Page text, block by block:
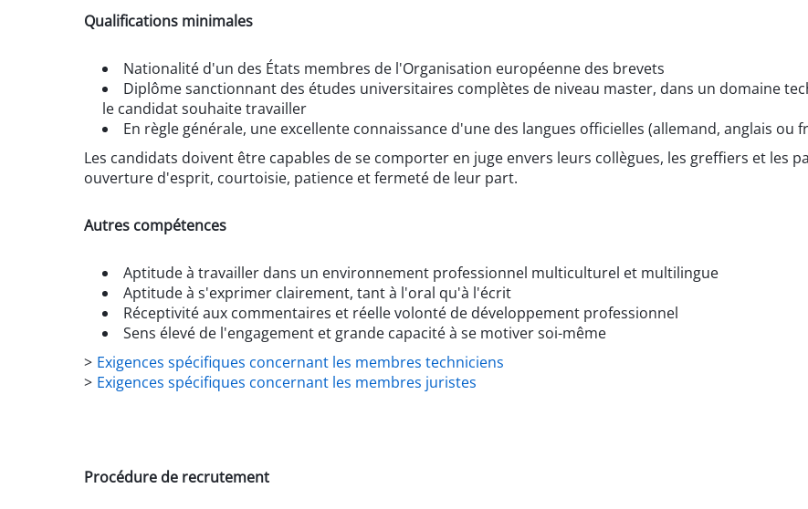
Qualifications minimales
Nationalité d'un des États membres de l'Organisation européenne des brevets
Diplôme sanctionnant des études universitaires complètes de niveau master, dans un domaine
le candidat souhaite travailler
En règle générale, une excellente connaissance d'une des langues officielles (allemand, anglais
Les candidats doivent être capables de se comporter en juge envers leurs collègues, les greffiers et les
ouverture d'esprit, courtoisie, patience et fermeté de leur part.
Autres compétences
Aptitude à travailler dans un environnement professionnel multiculturel et multilingue
Aptitude à s'exprimer clairement, tant à l'oral qu'à l'écrit
Réceptivité aux commentaires et réelle volonté de développement professionnel
Sens élevé de l'engagement et grande capacité à se motiver soi-même
> Exigences spécifiques concernant les membres techniciens
> Exigences spécifiques concernant les membres juristes
Procédure de recrutement